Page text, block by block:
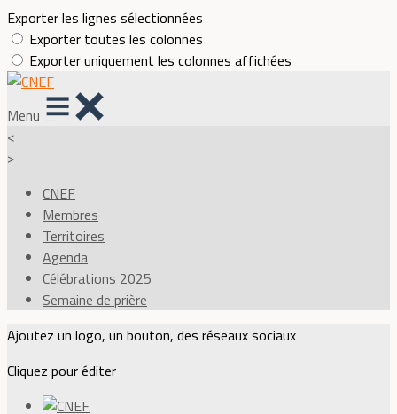
Exporter les lignes sélectionnées
Exporter toutes les colonnes
Exporter uniquement les colonnes affichées
Menu
<
>
CNEF
Membres
Territoires
Agenda
Célébrations 2025
Semaine de prière
Ajoutez un logo, un bouton, des réseaux sociaux
Cliquez pour éditer